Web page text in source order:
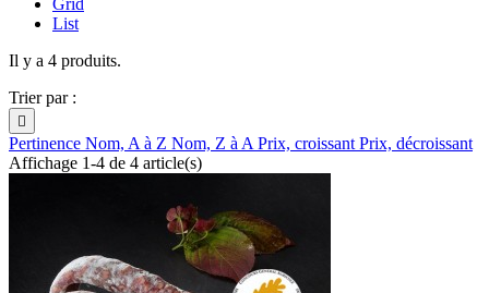
List
Il y a 4 produits.
Trier par :

Pertinence Nom, A à Z Nom, Z à A Prix, croissant Prix, décroissant
Affichage 1-4 de 4 article(s)